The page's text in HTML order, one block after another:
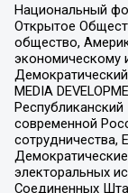
Национальный
Открытое
общество,
экономическому
MEDIA
современной
сотрудничества,
электоральных
Соединенных